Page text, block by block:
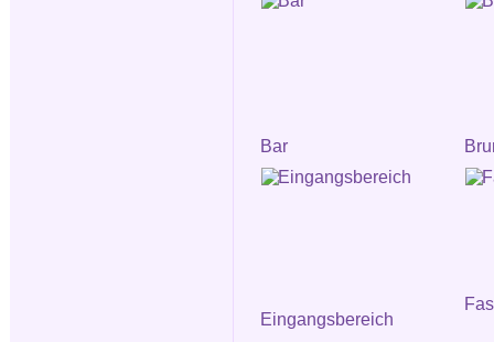
Bar
Eingangsbereich